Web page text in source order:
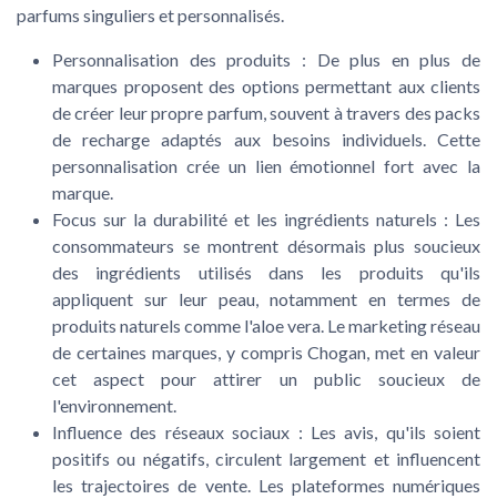
parfums singuliers et personnalisés.
Personnalisation des produits : De plus en plus de
marques proposent des options permettant aux clients
de créer leur propre parfum, souvent à travers des packs
de recharge adaptés aux besoins individuels. Cette
personnalisation crée un lien émotionnel fort avec la
marque.
Focus sur la durabilité et les ingrédients naturels : Les
consommateurs se montrent désormais plus soucieux
des ingrédients utilisés dans les produits qu'ils
appliquent sur leur peau, notamment en termes de
produits naturels comme l'aloe vera. Le marketing réseau
de certaines marques, y compris Chogan, met en valeur
cet aspect pour attirer un public soucieux de
l'environnement.
Influence des réseaux sociaux : Les avis, qu'ils soient
positifs ou négatifs, circulent largement et influencent
les trajectoires de vente. Les plateformes numériques